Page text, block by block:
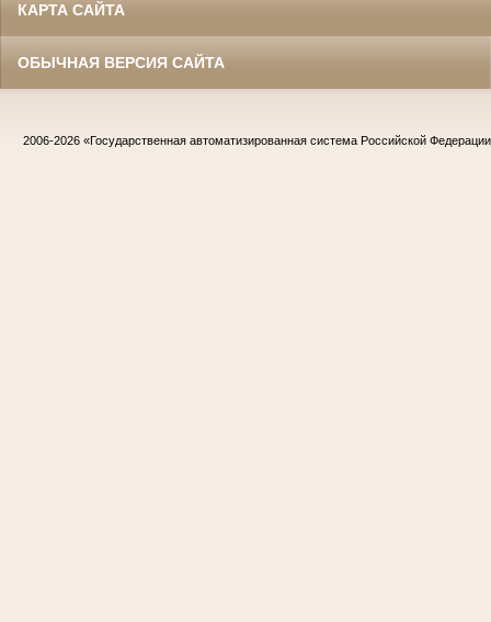
КАРТА САЙТА
ОБЫЧНАЯ ВЕРСИЯ САЙТА
2006-2026 «Государственная автоматизированная система Российской